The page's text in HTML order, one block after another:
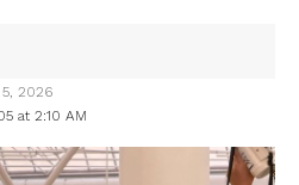
at 2:10 AM
2026